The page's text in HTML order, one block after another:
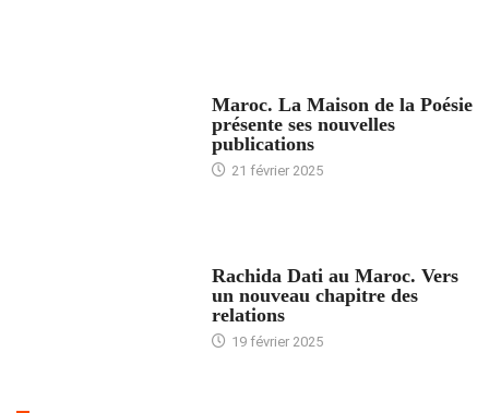
Maroc. La Maison de la Poésie
présente ses nouvelles
publications
21 février 2025
Rachida Dati au Maroc. Vers
un nouveau chapitre des
relations
19 février 2025